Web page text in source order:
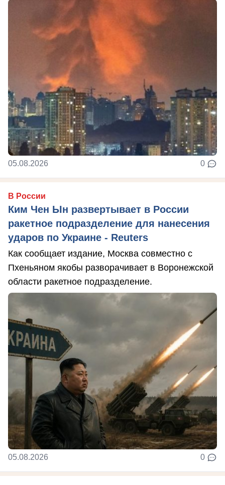
05.08.2026 0
В России
Ким Чен Ын развертывает в России
ракетное подразделение для нанесения
ударов по Украине - Reuters
Как сообщает издание, Москва совместно с
Пхеньяном якобы разворачивает в Воронежской
области ракетное подразделение.
05.08.2026 0